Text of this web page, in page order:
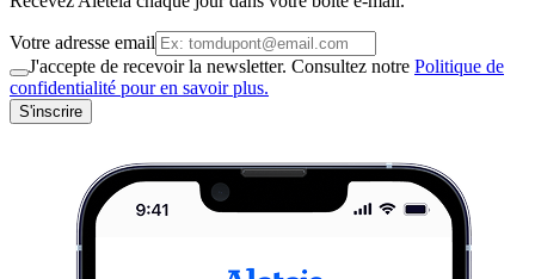
Votre adresse email
J'accepte de recevoir la newsletter. Consultez notre Politique de
confidentialité pour en savoir plus.
S'inscrire